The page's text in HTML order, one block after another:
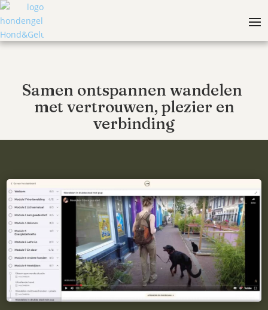
Samen ontspannen wandelen
met vertrouwen, plezier en
verbinding